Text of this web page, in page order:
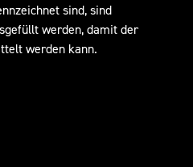
sind, sind
werden, damit der
werden kann.